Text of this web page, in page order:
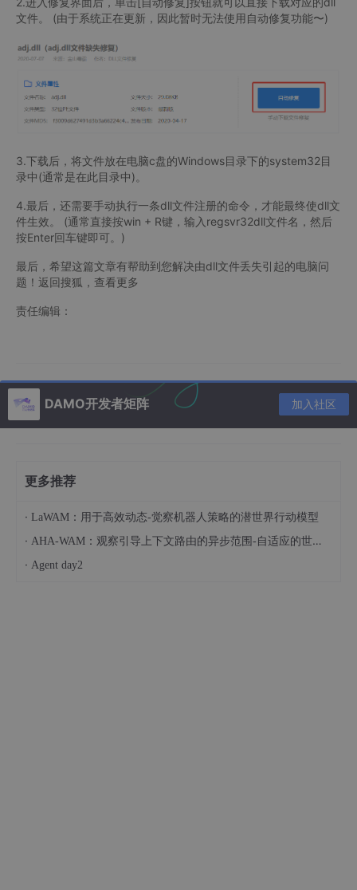
文件。 (由于系统正在更新，因此暂时无法使用自动修复功能〜)
3.下载后，将文件放在电脑c盘的Windows目录下的system32目
录中(通常是在此目录中)。
4.最后，还需要手动执行一条dll文件注册的命令，才能最终使dll文
件生效。 (通常直接按win + R键，输入regsvr32dll文件名，然后
按Enter回车键即可。)
最后，希望这篇文章有帮助到您解决由dll文件丢失引起的电脑问
题！返回搜狐，查看更多
责任编辑：
DAMO开发者矩阵 加入社区
更多推荐
· LaWAM：用于高效动态-觉察机器人策略的潜世界行动模型
· AHA-WAM：观察引导上下文路由的异步范围-自适应的世界-动作建模
· Agent day2